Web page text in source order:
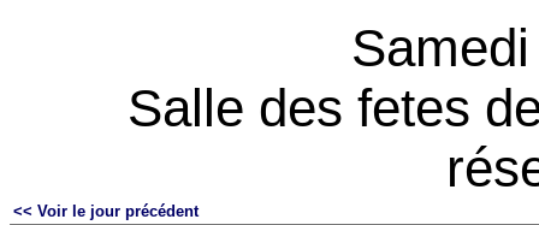
Salle des fetes
<< Voir le jour précédent